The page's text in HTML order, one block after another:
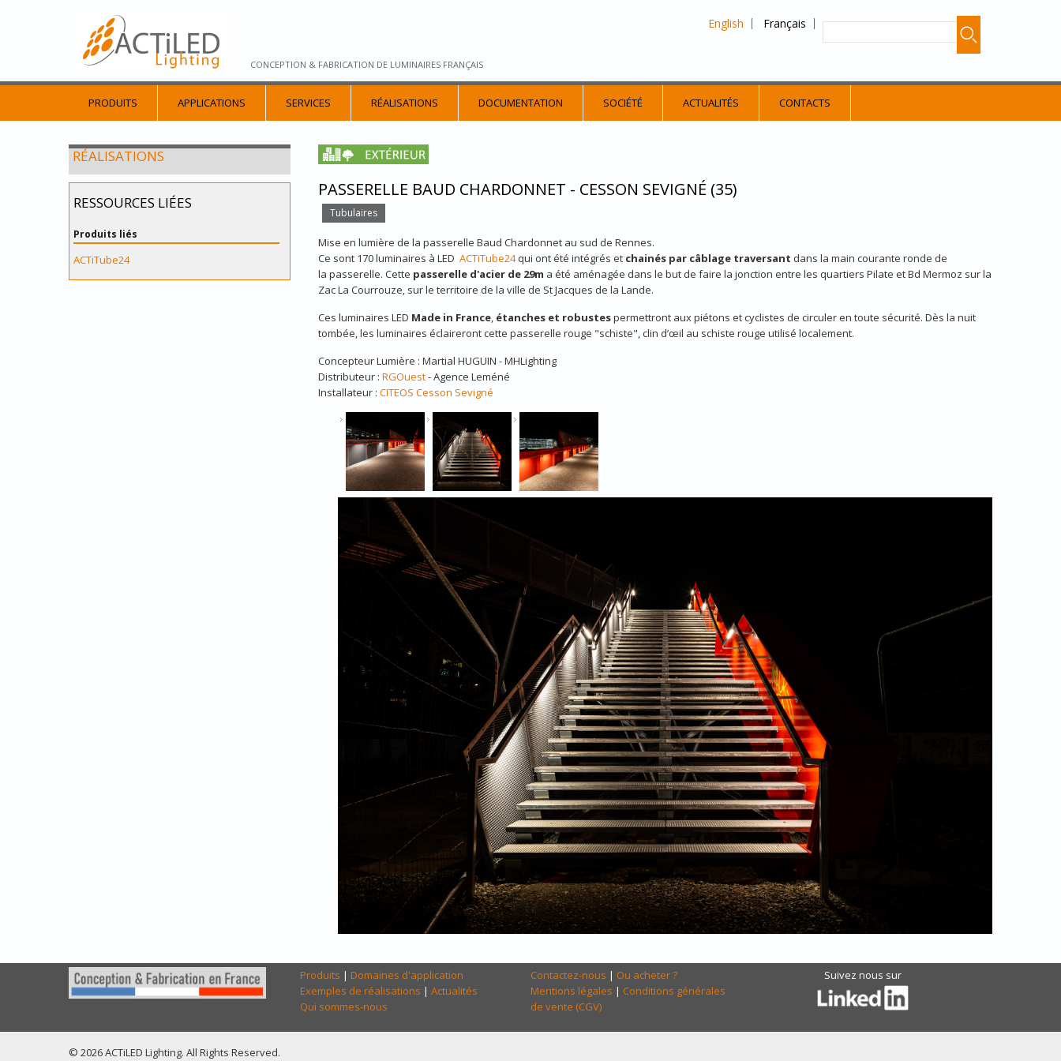
CONCEPTION & FABRICATION DE LUMINAIRES FRANÇAIS
English Français
PRODUITS APPLICATIONS SERVICES RÉALISATIONS DOCUMENTATION SOCIÉTÉ ACTUALITÉS CONTACTS
PASSERELLE BAUD CHARDONNET - CESSON SEVIGNÉ (35)
Tubulaires
Mise en lumière de la passerelle Baud Chardonnet au sud de Rennes.
Ce sont 170 luminaires à LED ACTiTube24qui ont été intégrés et chainés par câblage traversant dans la main courante ronde de
la passerelle. Cette passerelle d'acier de 29m a été aménagée dans le but de faire la jonction entre les quartiers Pilate et Bd Mermoz sur la
Zac La Courrouze, sur le territoire de la ville de St Jacques de la Lande.
Ces luminaires LED Made in France, étanches et robustespermettront aux piétons et cyclistes de circuler en toute sécurité. Dès la nuit
tombée, les luminaires éclaireront cette passerelle rouge "schiste", clin d’œil au schiste rouge utilisé localement.
Concepteur Lumière : Martial HUGUIN - MHLighting
Distributeur : RGOuest- Agence Leméné
Installateur : CITEOS Cesson Sevigné
RÉALISATIONS
RESSOURCES LIÉES
Produits liés
ACTiTube24
Produits | Domaines d'application
Exemples de réalisations | Actualités
Qui sommes-nous
Contactez-nous | Ou acheter ?
Mentions légales | Conditions générales
de vente (CGV)
Suivez nous sur
© 2026 ACTiLED Lighting. All Rights Reserved.